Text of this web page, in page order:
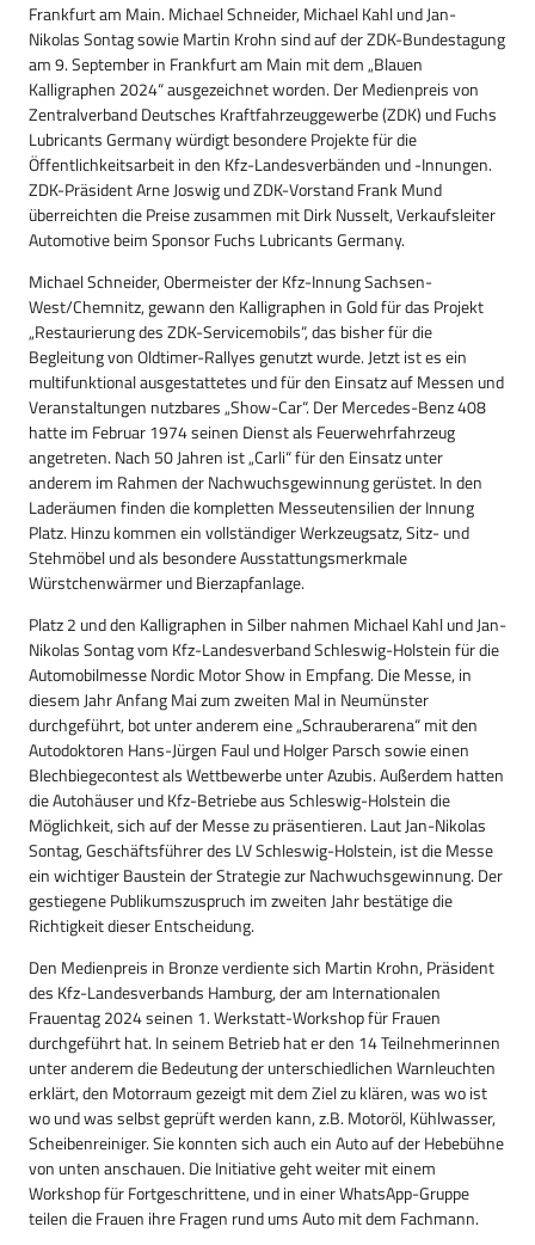
Frankfurt am Main. Michael Schneider, Michael Kahl und Jan-
Nikolas Sontag sowie Martin Krohn sind auf der ZDK-Bundestagung
am 9. September in Frankfurt am Main mit dem „Blauen
Kalligraphen 2024“ ausgezeichnet worden. Der Medienpreis von
Zentralverband Deutsches Kraftfahrzeuggewerbe (ZDK) und Fuchs
Lubricants Germany würdigt besondere Projekte für die
Öffentlichkeitsarbeit in den Kfz-Landesverbänden und -Innungen.
ZDK-Präsident Arne Joswig und ZDK-Vorstand Frank Mund
überreichten die Preise zusammen mit Dirk Nusselt, Verkaufsleiter
Automotive beim Sponsor Fuchs Lubricants Germany.
Michael Schneider, Obermeister der Kfz-Innung Sachsen-
West/Chemnitz, gewann den Kalligraphen in Gold für das Projekt
„Restaurierung des ZDK-Servicemobils“, das bisher für die
Begleitung von Oldtimer-Rallyes genutzt wurde. Jetzt ist es ein
multifunktional ausgestattetes und für den Einsatz auf Messen und
Veranstaltungen nutzbares „Show-Car“. Der Mercedes-Benz 408
hatte im Februar 1974 seinen Dienst als Feuerwehrfahrzeug
angetreten. Nach 50 Jahren ist „Carli“ für den Einsatz unter
anderem im Rahmen der Nachwuchsgewinnung gerüstet. In den
Laderäumen finden die kompletten Messeutensilien der Innung
Platz. Hinzu kommen ein vollständiger Werkzeugsatz, Sitz- und
Stehmöbel und als besondere Ausstattungsmerkmale
Würstchenwärmer und Bierzapfanlage.
Platz 2 und den Kalligraphen in Silber nahmen Michael Kahl und Jan-
Nikolas Sontag vom Kfz-Landesverband Schleswig-Holstein für die
Automobilmesse Nordic Motor Show in Empfang. Die Messe, in
diesem Jahr Anfang Mai zum zweiten Mal in Neumünster
durchgeführt, bot unter anderem eine „Schrauberarena“ mit den
Autodoktoren Hans-Jürgen Faul und Holger Parsch sowie einen
Blechbiegecontest als Wettbewerbe unter Azubis. Außerdem hatten
die Autohäuser und Kfz-Betriebe aus Schleswig-Holstein die
Möglichkeit, sich auf der Messe zu präsentieren. Laut Jan-Nikolas
Sontag, Geschäftsführer des LV Schleswig-Holstein, ist die Messe
ein wichtiger Baustein der Strategie zur Nachwuchsgewinnung. Der
gestiegene Publikumszuspruch im zweiten Jahr bestätige die
Richtigkeit dieser Entscheidung.
Den Medienpreis in Bronze verdiente sich Martin Krohn, Präsident
des Kfz-Landesverbands Hamburg, der am Internationalen
Frauentag 2024 seinen 1. Werkstatt-Workshop für Frauen
durchgeführt hat. In seinem Betrieb hat er den 14 Teilnehmerinnen
unter anderem die Bedeutung der unterschiedlichen Warnleuchten
erklärt, den Motorraum gezeigt mit dem Ziel zu klären, was wo ist
wo und was selbst geprüft werden kann, z.B. Motoröl, Kühlwasser,
Scheibenreiniger. Sie konnten sich auch ein Auto auf der Hebebühne
von unten anschauen. Die Initiative geht weiter mit einem
Workshop für Fortgeschrittene, und in einer WhatsApp-Gruppe
teilen die Frauen ihre Fragen rund ums Auto mit dem Fachmann.